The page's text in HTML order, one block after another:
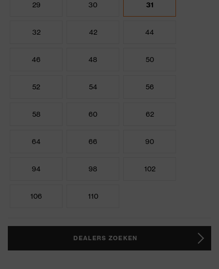
29 30 31
32 42 44
46 48 50
52 54 56
58 60 62
64 66 90
94 98 102
106 110
DEALERS ZOEKEN